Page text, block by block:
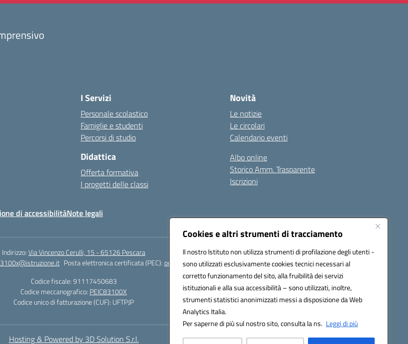
Cookies e altri strumenti di tracciamento
Il nostro Istituto non utilizza strumenti di profilazione degli utenti -
sono utilizzati esclusivamente cookies tecnici necessari al
corretto funzionamento del sito, alla fruibilità dei servizi
istituzionali e alla sua accessibilità – sono utilizzati, inoltre,
strumenti statistici anonimizzati messi a disposizione da Web
Analytics Italia.
Per saperne di più sul nostro sito, consulta la ns. Leggi di più
I Servizi
Personale scolastico
Famiglie e studenti
Percorsi di studio
Didattica
Offerta formativa
I progetti delle classi
Novità
Le notizie
Le circolari
Calendario eventi
Albo online
Storico Amm. Trasparente
Iscrizioni
di accessibilitàNote legali
Indirizzo:Via Vincenzo Cerulli, 15 - 65126 Pescara
Posta elettronica certificata (PEC): peic83100x@pec.istruzione.it
Codice fiscale: 91117450683
Codice meccanografico: PEIC83100X
Codice unico di fatturazione (CUF): UFTPJP
Hosting & Powered by 3D Solution S.r.l.